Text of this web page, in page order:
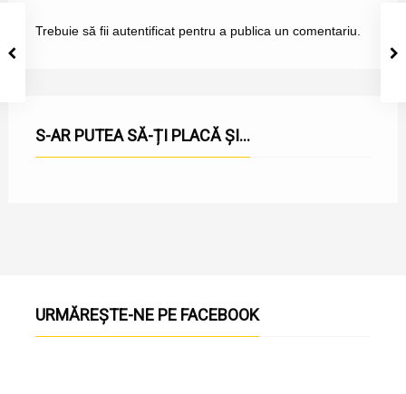
Trebuie să fii autentificatpentru a publica un comentariu.
S-AR PUTEA SĂ-ȚI PLACĂ ȘI...
URMĂREȘTE-NE PE FACEBOOK